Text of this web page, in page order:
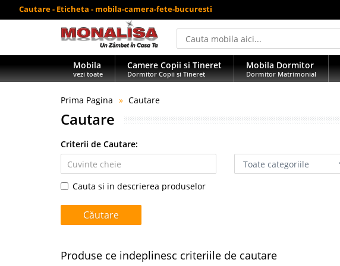
Cautare - Eticheta - mobila-camera-fete-bucuresti
Mobila
vezi toate
Camere Copii si Tineret
Dormitor Copii si Tineret
Mobila Dormitor
Dormitor Matrimonial
Prima Pagina Cautare
Cautare
Criterii de Cautare:
Cauta si in descrierea produselor
Produse ce indeplinesc criteriile de cautare